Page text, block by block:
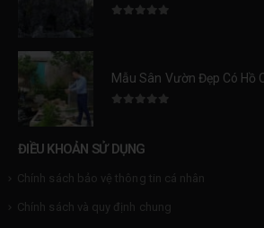
ĐIỀU KHOẢN SỬ DỤNG
Chính sách bảo vệ thông tin cá nhân
Chính sách và quy định chung